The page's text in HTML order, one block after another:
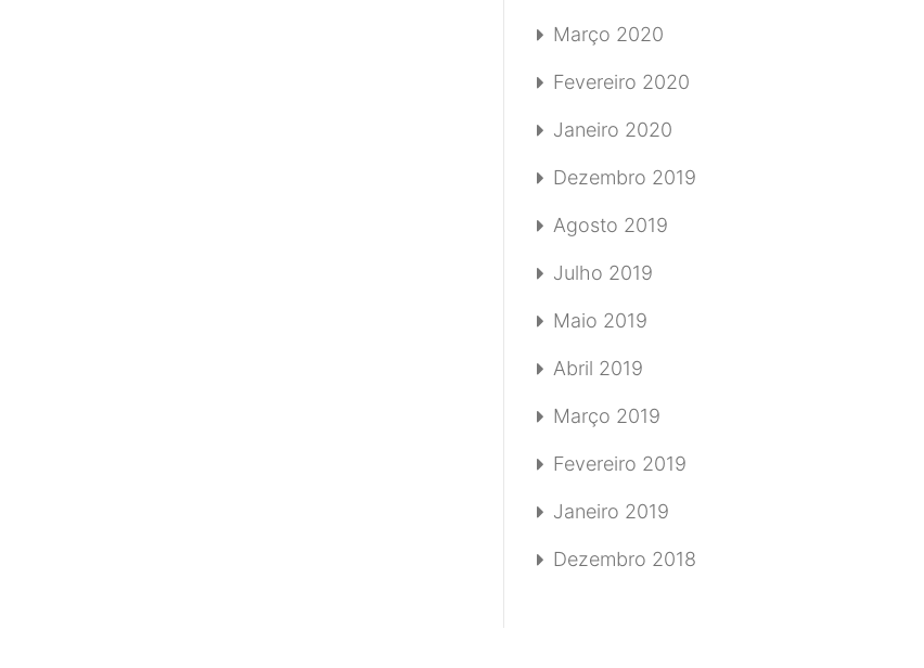
Março 2020
Fevereiro 2020
Janeiro 2020
Dezembro 2019
Agosto 2019
Julho 2019
Maio 2019
Abril 2019
Março 2019
Fevereiro 2019
Janeiro 2019
Dezembro 2018